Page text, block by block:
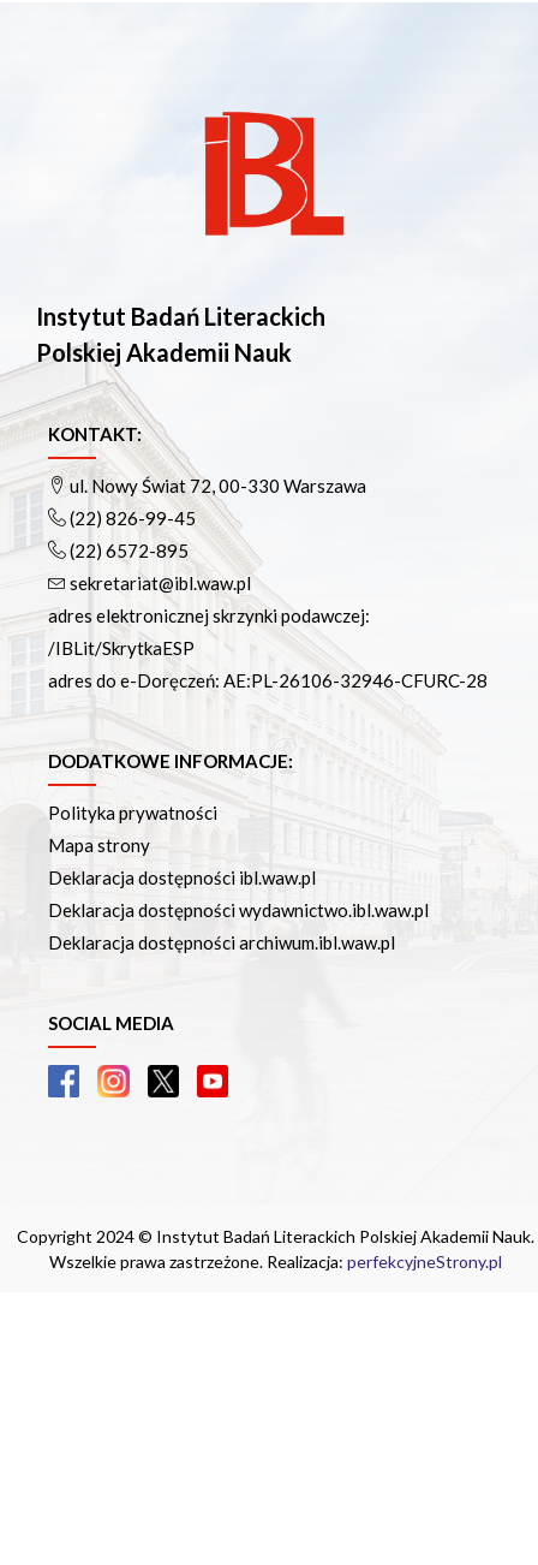
Instytut Badań Literackich
Polskiej Akademii Nauk
KONTAKT:
ul. Nowy Świat 72, 00-330 Warszawa
(22) 826-99-45
(22) 6572-895
sekretariat@ibl.waw.pl
adres elektronicznej skrzynki podawczej:
/IBLit/SkrytkaESP
adres do e-Doręczeń: AE:PL-26106-32946-CFURC-28
DODATKOWE INFORMACJE:
Polityka prywatności
Mapa strony
Deklaracja dostępności ibl.waw.pl
Deklaracja dostępności wydawnictwo.ibl.waw.pl
Deklaracja dostępności archiwum.ibl.waw.pl
SOCIAL MEDIA
Copyright 2024 © Instytut Badań Literackich Polskiej Akademii Nauk.
Wszelkie prawa zastrzeżone. Realizacja: perfekcyjneStrony.pl